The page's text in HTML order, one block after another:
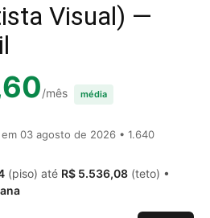
Visual) —
/mês média
03 agosto de 2026 • 1.640
(piso) até R$ 5.536,08 (teto) •